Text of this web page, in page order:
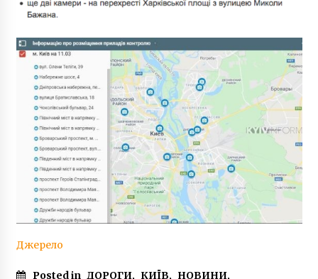
Джерело
Posted in ДОРОГИ, КИЇВ, НОВИНИ,